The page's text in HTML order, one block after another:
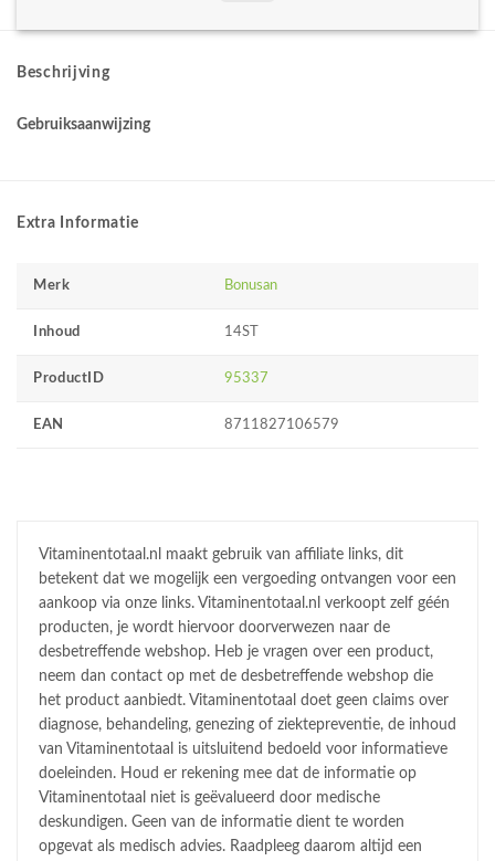
Beschrijving
Gebruiksaanwijzing
Extra Informatie
Merk Bonusan
Inhoud 14ST
ProductID 95337
EAN 8711827106579
Vitaminentotaal.nl maakt gebruik van affiliate links, dit
betekent dat we mogelijk een vergoeding ontvangen voor een
aankoop via onze links. Vitaminentotaal.nl verkoopt zelf géén
producten, je wordt hiervoor doorverwezen naar de
desbetreffende webshop. Heb je vragen over een product,
neem dan contact op met de desbetreffende webshop die
het product aanbiedt. Vitaminentotaal doet geen claims over
diagnose, behandeling, genezing of ziektepreventie, de inhoud
van Vitaminentotaal is uitsluitend bedoeld voor informatieve
doeleinden. Houd er rekening mee dat de informatie op
Vitaminentotaal niet is geëvalueerd door medische
deskundigen. Geen van de informatie dient te worden
opgevat als medisch advies. Raadpleeg daarom altijd een